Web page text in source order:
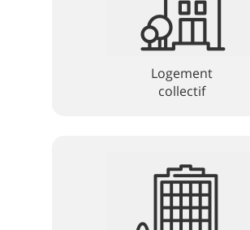
Logement
collectif